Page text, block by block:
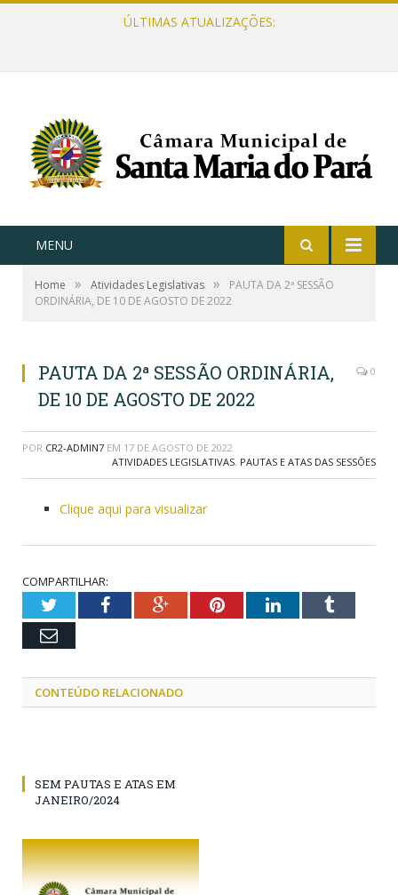
ÚLTIMAS ATUALIZAÇÕES:
MENU
Home » Atividades Legislativas »
PAUTA DA 2ª SESSÃO
ORDINÁRIA, DE 10 DE AGOSTO DE 2022
PAUTA DA 2ª SESSÃO ORDINÁRIA,
DE 10 DE AGOSTO DE 2022
0
POR CR2-ADMIN7 EM 17 DE AGOSTO DE 2022
ATIVIDADES LEGISLATIVAS, PAUTAS E ATAS DAS SESSÕES
Clique aqui para visualizar
COMPARTILHAR:
TwitterFacebookGoogle+PinterestLinkedInTumblr
Email
CONTEÚDO RELACIONADO
SEM PAUTAS E ATAS EM
JANEIRO/2024